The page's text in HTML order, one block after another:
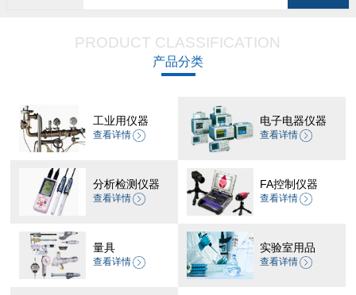
PRODUCT CLASSIFICATION
产品分类
工业用仪器
查看详情
电子电器仪器
查看详情
分析检测仪器
查看详情
FA控制仪器
查看详情
量具
查看详情
实验室用品
查看详情